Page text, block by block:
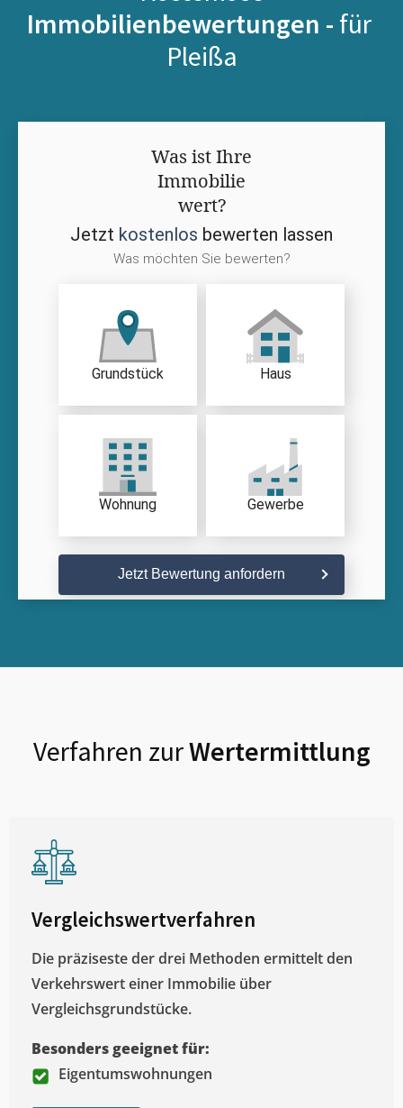
Immobilienbewertungen - für
Pleißa
Was ist Ihre
Immobilie
wert?
Jetzt kostenlos bewerten lassen
Was möchten Sie bewerten?
Grundstück Haus
Wohnung Gewerbe
Jetzt Bewertung anfordern
Verfahren zurWertermittlung
Vergleichswertverfahren
Die präziseste der drei Methoden ermittelt den
Verkehrswert einer Immobilie über
Vergleichsgrundstücke.
Besonders geeignet für:
Eigentumswohnungen